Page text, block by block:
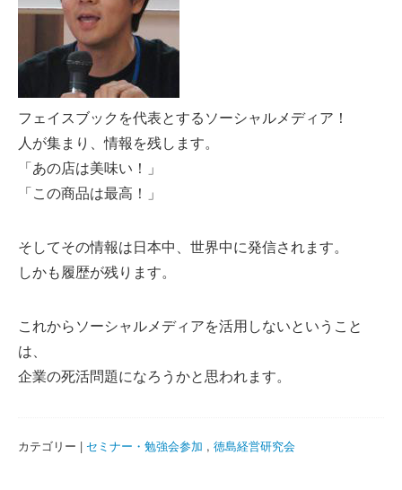
フェイスブックを代表とするソーシャルメディア！
人が集まり、情報を残します。
「あの店は美味い！」
「この商品は最高！」
そしてその情報は日本中、世界中に発信されます。
しかも履歴が残ります。
これからソーシャルメディアを活用しないということ
は、
企業の死活問題になろうかと思われます。
カテゴリー | セミナー・勉強会参加 , 徳島経営研究会